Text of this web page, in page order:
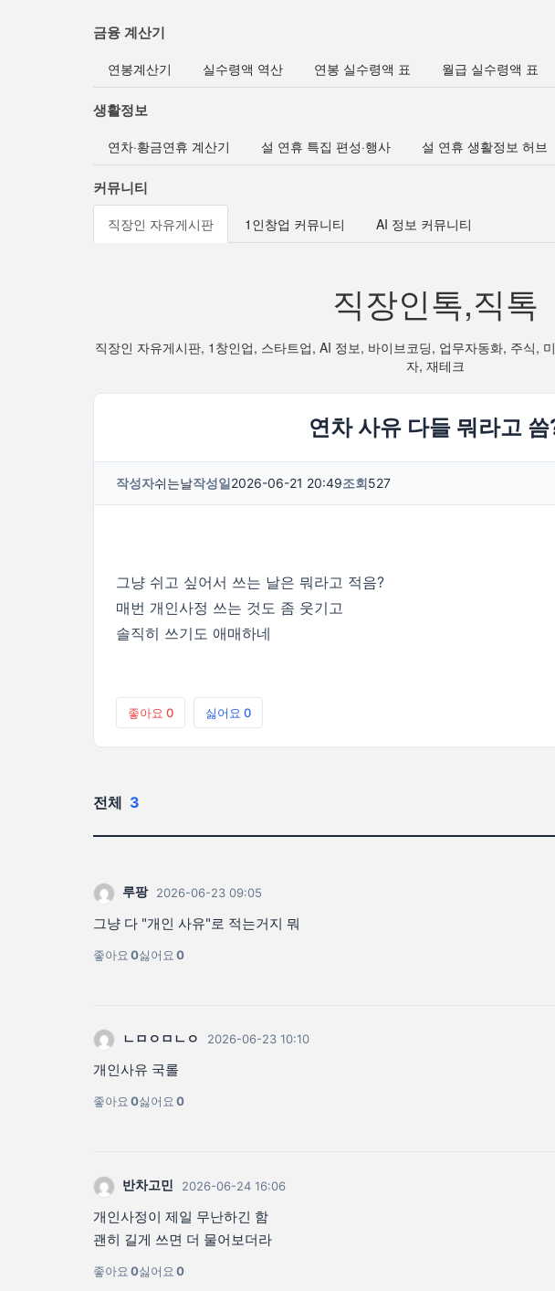
금융 계산기
연봉계산기 실수령액 역산 연봉 실수령액 표 월급 실수령액 표
생활정보
연차·황금연휴 계산기 설 연휴 특집 편성·행사 설 연휴 생활정보 허브
커뮤니티
직장인 자유게시판 1인창업 커뮤니티 AI 정보 커뮤니티
직장인톡,직톡
직장인 자유게시판, 1창인업, 스타트업, AI 정보, 바이브코딩, 업무자동화, 주식,
자, 재테크
연차 사유 다들 뭐라고 씀
작성자쉬는날작성일2026-06-21 20:49조회527
그냥 쉬고 싶어서 쓰는 날은 뭐라고 적음?
매번 개인사정 쓰는 것도 좀 웃기고
솔직히 쓰기도 애매하네
좋아요 0 싫어요 0
전체 3
루팡 2026-06-23 09:05
그냥 다 "개인 사유"로 적는거지 뭐
좋아요 0싫어요 0
ㄴㅁㅇㅁㄴㅇ 2026-06-23 10:10
개인사유 국롤
좋아요 0싫어요 0
반차고민 2026-06-24 16:06
개인사정이 제일 무난하긴 함
괜히 길게 쓰면 더 물어보더라
좋아요 0싫어요 0